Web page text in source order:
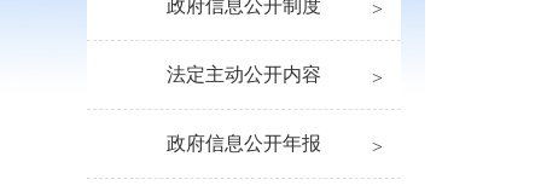
政府信息公开制度
法定主动公开内容
政府信息公开年报